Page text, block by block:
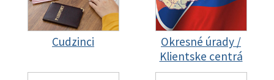
Cudzinci
Okresné úrady /
Klientske centrá